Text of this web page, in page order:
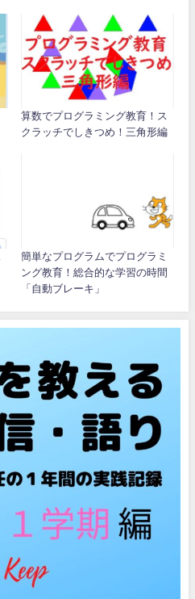
算数でプログラミング教育！ス
クラッチでしきつめ！三角形編
簡単なプログラムでプログラミ
ング教育！総合的な学習の時間
「自動ブレーキ」